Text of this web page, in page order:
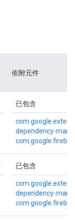
依附元件
已包含
dependency-
已包含
dependency-